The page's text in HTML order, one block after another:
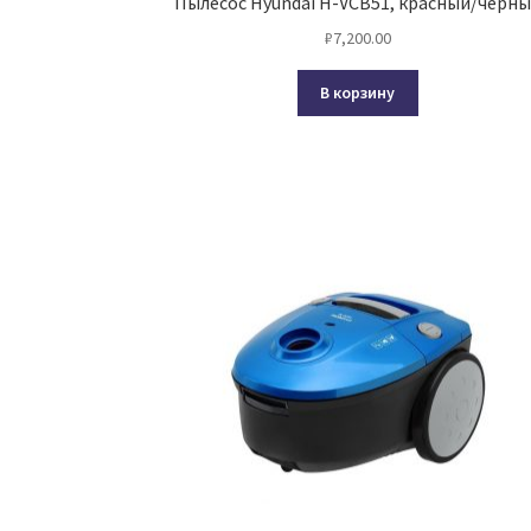
₽7,200.00
В корзину